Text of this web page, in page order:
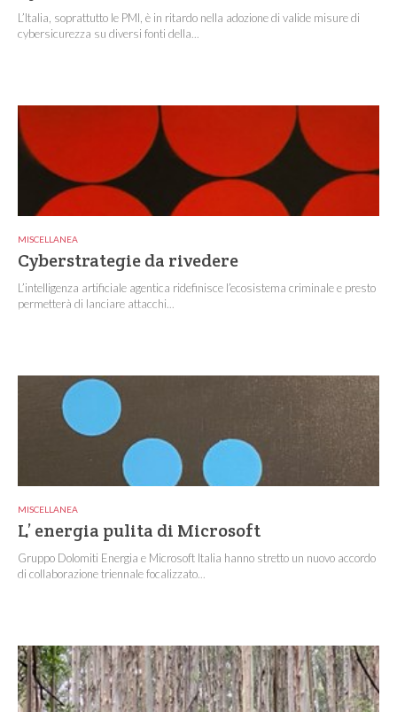
L’Italia, soprattutto le PMI, è in ritardo nella adozione di valide misure di
cybersicurezza su diversi fonti della...
MISCELLANEA
Cyberstrategie da rivedere
L’intelligenza artificiale agentica ridefinisce l’ecosistema criminale e presto
permetterà di lanciare attacchi...
MISCELLANEA
L’ energia pulita di Microsoft
Gruppo Dolomiti Energia e Microsoft Italia hanno stretto un nuovo accordo
di collaborazione triennale focalizzato...